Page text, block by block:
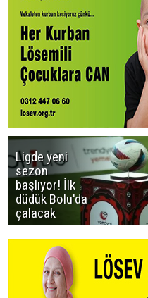
Ligde yeni
sezon
başlıyor! İlk
düdük Bolu'da
çalacak